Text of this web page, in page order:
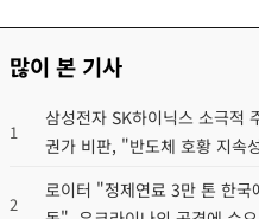
많이 본 기사
1
삼성전자 SK하이닉스 소극적
권가 비판, "반도체 호황 지속
2
로이터 "정제연료 3만 톤 한국